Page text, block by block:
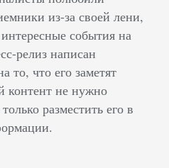
из-за своей лени,
события на
релиз написан
то, что его заметят
контент не нужно
разместить его в